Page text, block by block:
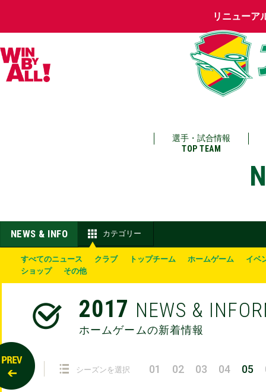
リニューア
選手・試合情報
TOP TEAM
NEWS & INFO カテゴリー
すべてのニュース クラブ トップチーム ホームゲーム
イベ
ショップ
その他
2017 NEWS &
ホームゲームの新着情報
シーズンを選択 01 02 03 04 05